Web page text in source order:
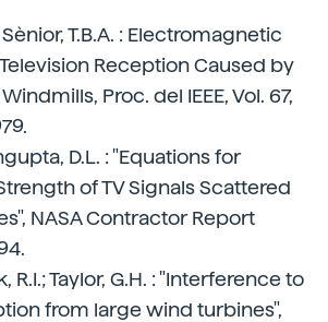
T.B.A. : Electromagnetic
Reception Caused by
Proc. del IEEE, Vol. 67,
D.L. : "Equations for
of TV Signals Scattered
NASA Contractor Report
R.I.; Taylor, G.H. : "Interference to
from large wind turbines",